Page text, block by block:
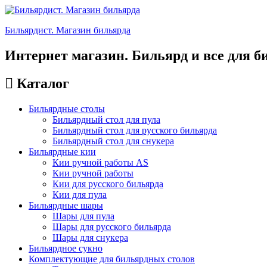
Бильярдист. Магазин бильярда
Интернет магазин. Бильярд и все для
Каталог
Бильярдные столы
Бильярдный стол для пула
Бильярдный стол для русского бильярда
Бильярдный стол для снукера
Бильярдные кии
Кии ручной работы AS
Кии ручной работы
Кии для русского бильярда
Кии для пула
Бильярдные шары
Шары для пула
Шары для русского бильярда
Шары для снукера
Бильярдное сукно
Комплектующие для бильярдных столов